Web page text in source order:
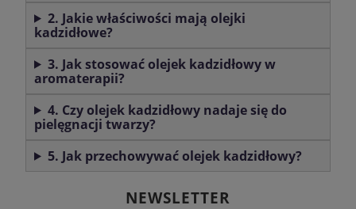
2. Jakie właściwości mają olejki
kadzidłowe?
3. Jak stosować olejek kadzidłowy w
aromaterapii?
4. Czy olejek kadzidłowy nadaje się do
pielęgnacji twarzy?
5. Jak przechowywać olejek kadzidłowy?
NEWSLETTER